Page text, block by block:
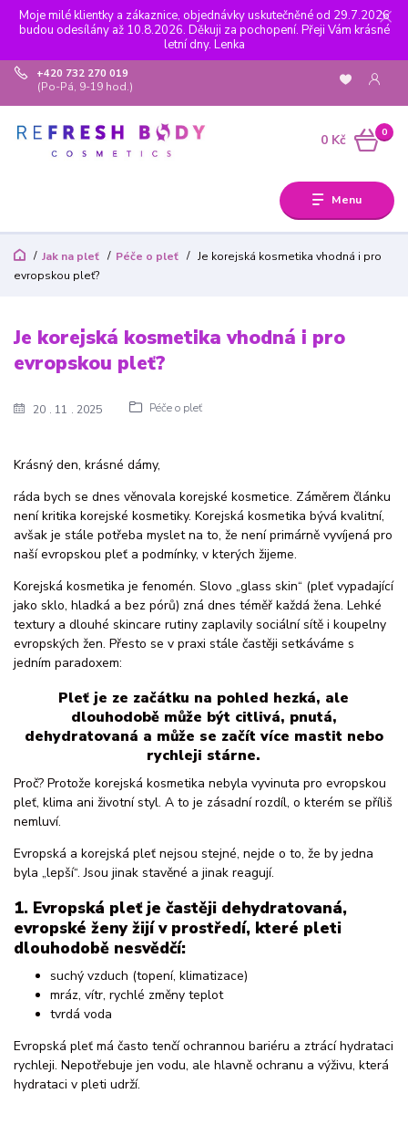
Moje milé klientky a zákaznice, objednávky uskutečněné od 29.7.2026
budou odesílány až 10.8.2026. Děkuji za pochopení. Přeji Vám krásné
letní dny. Lenka
Menu
+420 732 270 019
(Po-Pá, 9-19 hod.)
0
0 Kč
Jak na pleť Péče o pleť
Je korejská kosmetika vhodná i pro
evropskou pleť?
20 11 2025 Péče o pleť
Je korejská kosmetika vhodná i pro
evropskou pleť?
Krásný den, krásné dámy,
ráda bych se dnes věnovala korejské kosmetice. Záměrem článku
není kritika korejské kosmetiky. Korejská kosmetika bývá kvalitní,
avšak je stále potřeba myslet na to, že není primárně vyvíjená pro
naší evropskou pleť a podmínky, v kterých žijeme.
Korejská kosmetika je fenomén. Slovo „glass skin“ (pleť vypadající
jako sklo, hladká a bez pórů) zná dnes téměř každá žena. Lehké
textury a dlouhé skincare rutiny zaplavily sociální sítě i koupelny
evropských žen. Přesto se v praxi stále častěji setkáváme s
jedním paradoxem:
Pleť je ze začátku na pohled hezká, ale
dlouhodobě může být citlivá, pnutá,
dehydratovaná a může se začít více mastit nebo
rychleji stárne.
Proč? Protože korejská kosmetika nebyla vyvinuta pro evropskou
pleť, klima ani životní styl. A to je zásadní rozdíl, o kterém se příliš
nemluví.
Evropská a korejská pleť nejsou stejné, nejde o to, že by jedna
byla „lepší“. Jsou jinak stavěné a jinak reagují.
1. Evropská pleť je častěji dehydratovaná,
evropské ženy žijí v prostředí, které pleti
dlouhodobě nesvědčí:
suchý vzduch (topení, klimatizace)
mráz, vítr, rychlé změny teplot
tvrdá voda
Evropská pleť má často tenčí ochrannou bariéru a ztrácí hydrataci
rychleji. Nepotřebuje jen vodu, ale hlavně ochranu a výživu, která
hydrataci v pleti udrží.